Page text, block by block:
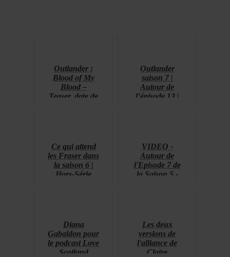
Outlander :
Blood of My
Blood –
Teaser, date de
Outlander
saison 7 |
Autour de
l’épisode 13 |
Ce qui attend
les Fraser dans
la saison 6 |
Hors-Série
VIDEO -
Autour de
l'Episode 7 de
la Saison 5 -
Diana
Gabaldon pour
le podcast Love
Scotland
Les deux
versions de
l'alliance de
Claire